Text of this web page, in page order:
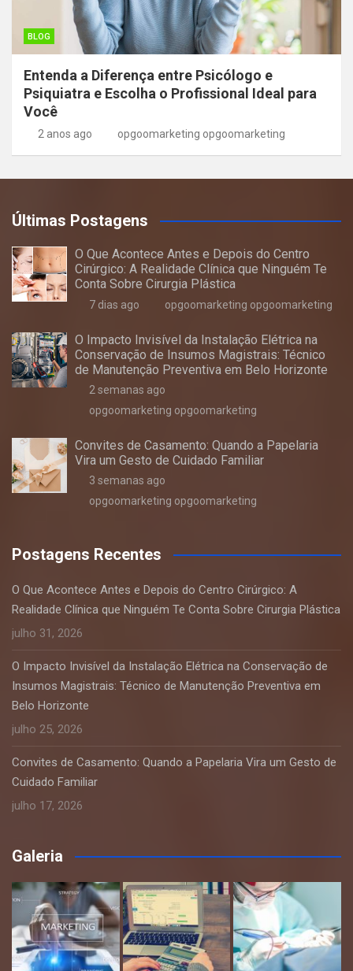
BLOG
Entenda a Diferença entre Psicólogo e
Psiquiatra e Escolha o Profissional Ideal para
Você
2 anos ago opgoomarketing opgoomarketing
Últimas Postagens
O Que Acontece Antes e Depois do Centro
Cirúrgico: A Realidade Clínica que Ninguém Te
Conta Sobre Cirurgia Plástica
7 dias ago opgoomarketing opgoomarketing
O Impacto Invisível da Instalação Elétrica na
Conservação de Insumos Magistrais: Técnico
de Manutenção Preventiva em Belo Horizonte
2 semanas ago
opgoomarketing opgoomarketing
Convites de Casamento: Quando a Papelaria
Vira um Gesto de Cuidado Familiar
3 semanas ago
opgoomarketing opgoomarketing
Postagens Recentes
O Que Acontece Antes e Depois do Centro Cirúrgico: A
Realidade Clínica que Ninguém Te Conta Sobre Cirurgia Plástica
julho 31, 2026
O Impacto Invisível da Instalação Elétrica na Conservação de
Insumos Magistrais: Técnico de Manutenção Preventiva em
Belo Horizonte
julho 25, 2026
Convites de Casamento: Quando a Papelaria Vira um Gesto de
Cuidado Familiar
julho 17, 2026
Galeria